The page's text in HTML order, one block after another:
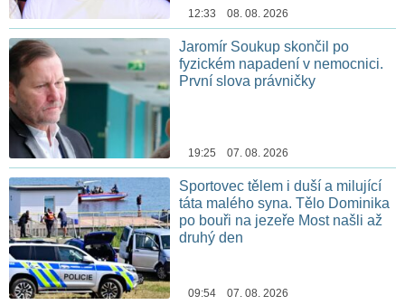
12:33 08. 08. 2026
Jaromír Soukup skončil po
fyzickém napadení v nemocnici.
První slova právničky
19:25 07. 08. 2026
Sportovec tělem i duší a milující
táta malého syna. Tělo Dominika
po bouři na jezeře Most našli až
druhý den
09:54 07. 08. 2026